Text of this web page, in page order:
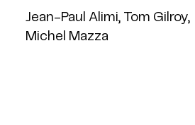
Jean-Paul Alimi, Tom Gilroy,
Michel Mazza